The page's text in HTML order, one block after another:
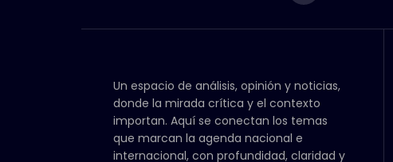
Un espacio de análisis, opinión y noticias,
donde la mirada crítica y el contexto
importan. Aquí se conectan los temas
que marcan la agenda nacional e
internacional, con profundidad, claridad y